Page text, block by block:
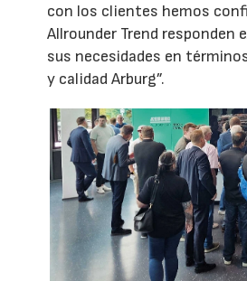
con los clientes hemos
Allrounder Trend responden
sus necesidades en
y calidad Arburg”.